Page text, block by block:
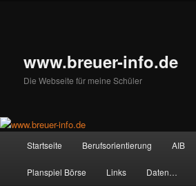
www.breuer-info.de
Die Webseite für meine Schüler
Startseite Berufsorientierung AIB
Planspiel Börse Links Daten…